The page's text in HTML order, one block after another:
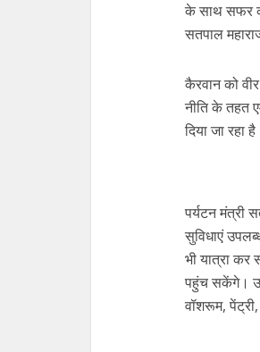
के साथ सफर
सतपाल
कैरवान को
नीति के तहत
दिया जा रहा
पर्यटन मंत्री
सुविधाएं
भी यात्रा
पहुंच सकेंगे।
वॉशरूम,